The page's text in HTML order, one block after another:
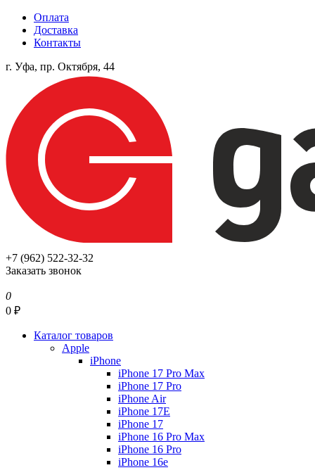
Оплата
Доставка
Контакты
г. Уфа, пр. Октября, 44
+7 (962) 522-32-32
Заказать звонок
0
0 ₽
Каталог товаров
Apple
iPhone
iPhone 17 Pro Max
iPhone 17 Pro
iPhone Air
iPhone 17E
iPhone 17
iPhone 16 Pro Max
iPhone 16 Pro
iPhone 16e